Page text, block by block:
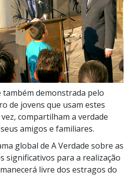
também demonstrada pelo
de jovens que usam estes
compartilham a verdade
amigos e familiares.
global de A Verdade sobre as
significativos para a realização
livre dos estragos do